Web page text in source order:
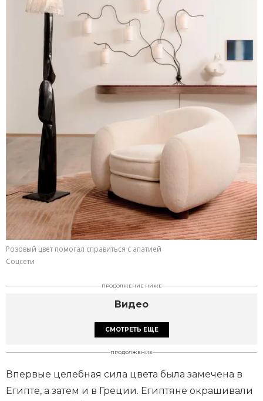
Розовый цвет помогал справиться с апатией
Соцсети
ПРОДОЛЖЕНИЕ НИЖЕ
Видео
СМОТРЕТЬ ЕЩЕ
ПРОДОЛЖЕНИЕ
Впервые целебная сила цвета была замечена в
Египте, а затем и в Греции. Египтяне окрашивали